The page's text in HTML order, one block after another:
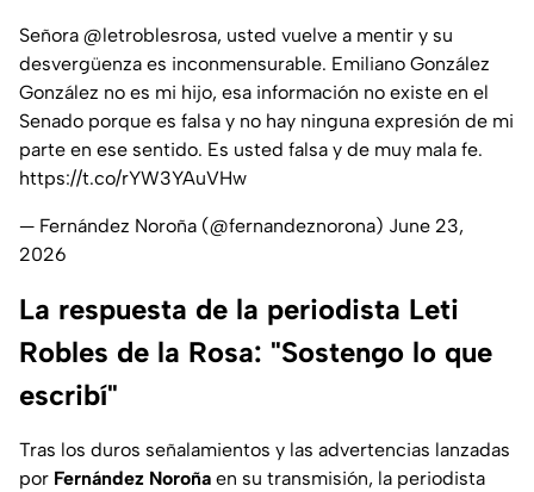
Señora @letroblesrosa, usted vuelve a mentir y su
desvergüenza es inconmensurable. Emiliano González
González no es mi hijo, esa información no existe en el
Senado porque es falsa y no hay ninguna expresión de mi
parte en ese sentido. Es usted falsa y de muy mala fe.
https://t.co/rYW3YAuVHw
— Fernández Noroña (@fernandeznorona) June 23,
2026
La respuesta de la periodista Leti
Robles de la Rosa: "Sostengo lo que
escribí"
Tras los duros señalamientos y las advertencias lanzadas
por Fernández Noroña en su transmisión, la periodista